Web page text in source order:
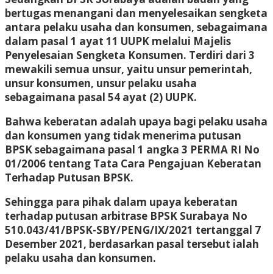
bertugas menangani dan menyelesaikan sengketa
antara pelaku usaha dan konsumen, sebagaimana
dalam pasal 1 ayat 11 UUPK melalui Majelis
Penyelesaian Sengketa Konsumen. Terdiri dari 3
mewakili semua unsur, yaitu unsur pemerintah,
unsur konsumen, unsur pelaku usaha
sebagaimana pasal 54 ayat (2) UUPK.
Bahwa keberatan adalah upaya bagi pelaku usaha
dan konsumen yang tidak menerima putusan
BPSK sebagaimana pasal 1 angka 3 PERMA RI No
01/2006 tentang Tata Cara Pengajuan Keberatan
Terhadap Putusan BPSK.
Sehingga para pihak dalam upaya keberatan
terhadap putusan arbitrase BPSK Surabaya No
510.043/41/BPSK-SBY/PENG/IX/2021 tertanggal 7
Desember 2021, berdasarkan pasal tersebut ialah
pelaku usaha dan konsumen.